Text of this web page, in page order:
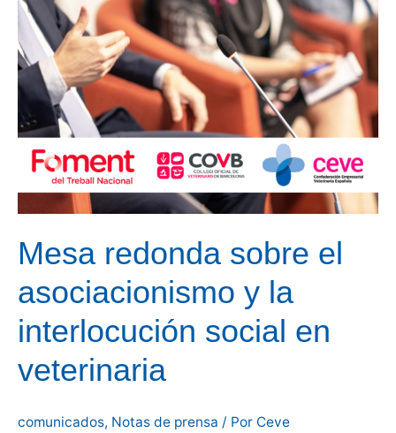
la
interlocució
social
en
veterinària
Mesa redonda sobre el
asociacionismo y la
interlocución social en
veterinaria
comunicados, Notas de prensa / Por Ceve